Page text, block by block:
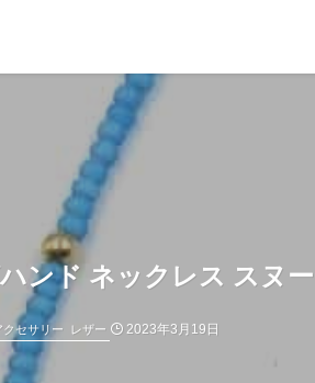
ンド ネックレス スヌ
クセサリー レザー 2023年3月19日